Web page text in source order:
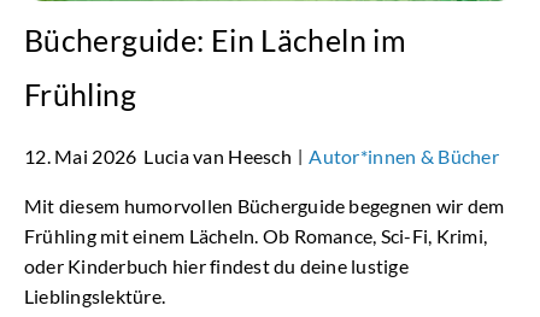
Bücherguide: Ein Lächeln im
Frühling
12. Mai 2026 Lucia van Heesch | Autor*innen & Bücher
Mit diesem humorvollen Bücherguide begegnen wir dem
Frühling mit einem Lächeln. Ob Romance, Sci-Fi, Krimi,
oder Kinderbuch hier findest du deine lustige
Lieblingslektüre.